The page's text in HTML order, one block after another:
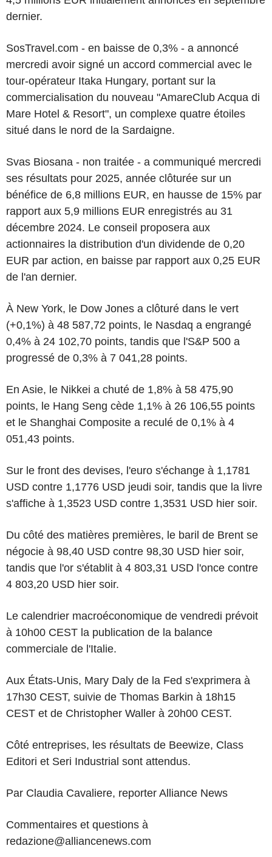
dernier.
SosTravel.com - en baisse de 0,3% - a annoncé
mercredi avoir signé un accord commercial avec le
tour-opérateur Itaka Hungary, portant sur la
commercialisation du nouveau "AmareClub Acqua di
Mare Hotel & Resort", un complexe quatre étoiles
situé dans le nord de la Sardaigne.
Svas Biosana - non traitée - a communiqué mercredi
ses résultats pour 2025, année clôturée sur un
bénéfice de 6,8 millions EUR, en hausse de 15% par
rapport aux 5,9 millions EUR enregistrés au 31
décembre 2024. Le conseil proposera aux
actionnaires la distribution d'un dividende de 0,20
EUR par action, en baisse par rapport aux 0,25 EUR
de l'an dernier.
À New York, le Dow Jones a clôturé dans le vert
(+0,1%) à 48 587,72 points, le Nasdaq a engrangé
0,4% à 24 102,70 points, tandis que l'S&P 500 a
progressé de 0,3% à 7 041,28 points.
En Asie, le Nikkei a chuté de 1,8% à 58 475,90
points, le Hang Seng cède 1,1% à 26 106,55 points
et le Shanghai Composite a reculé de 0,1% à 4
051,43 points.
Sur le front des devises, l'euro s'échange à 1,1781
USD contre 1,1776 USD jeudi soir, tandis que la livre
s'affiche à 1,3523 USD contre 1,3531 USD hier soir.
Du côté des matières premières, le baril de Brent se
négocie à 98,40 USD contre 98,30 USD hier soir,
tandis que l'or s'établit à 4 803,31 USD l'once contre
4 803,20 USD hier soir.
Le calendrier macroéconomique de vendredi prévoit
à 10h00 CEST la publication de la balance
commerciale de l'Italie.
Aux États-Unis, Mary Daly de la Fed s'exprimera à
17h30 CEST, suivie de Thomas Barkin à 18h15
CEST et de Christopher Waller à 20h00 CEST.
Côté entreprises, les résultats de Beewize, Class
Editori et Seri Industrial sont attendus.
Par Claudia Cavaliere, reporter Alliance News
Commentaires et questions à
redazione@alliancenews.com